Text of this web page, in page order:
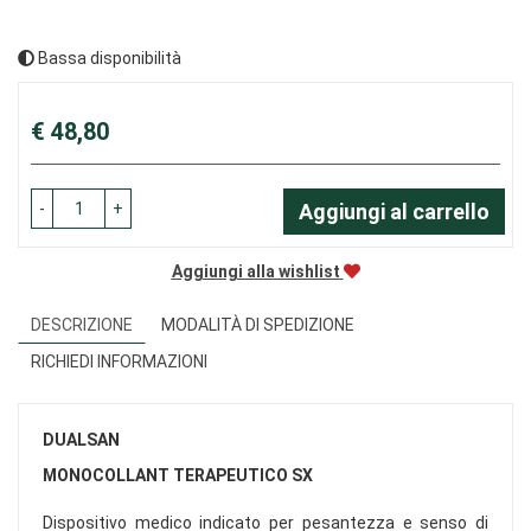
Bassa disponibilità
Prezzo
€ 48,80
- + Aggiungi al carrello
Aggiungi alla wishlist
DESCRIZIONE
MODALITÀ DI SPEDIZIONE
RICHIEDI INFORMAZIONI
DUALSAN
MONOCOLLANT TERAPEUTICO SX
Dispositivo medico indicato per pesantezza e senso di